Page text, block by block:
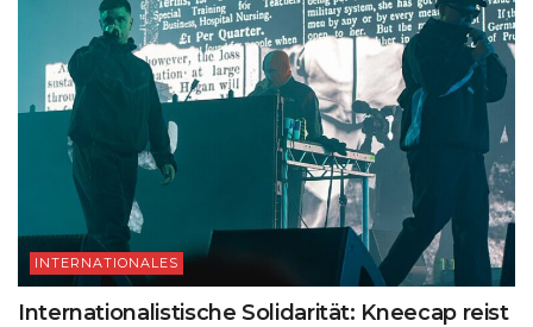
INTERNATIONALES
Internationalistische Solidarität: Kneecap reist